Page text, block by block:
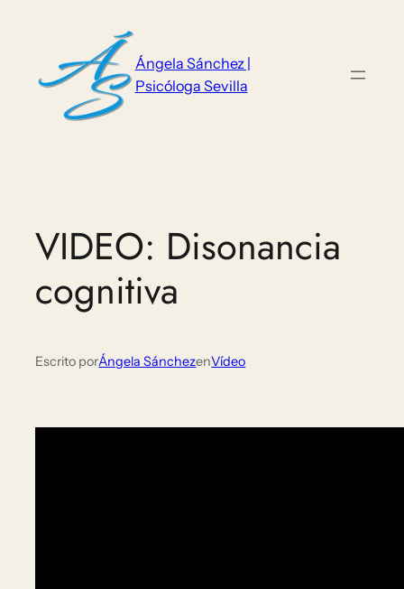
contenido
Ángela Sánchez |
Psicóloga Sevilla
VIDEO: Disonancia
cognitiva
Escrito porÁngela SánchezenVídeo